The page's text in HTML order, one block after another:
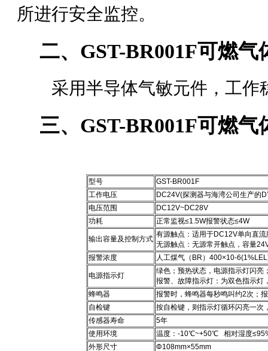
所进行安全监控。
二、GST-BR001F可燃气
采用半导体气敏元件，工作
三、GST-BR001F可燃
型号
GST-BR001F
工作电压
DC24V(探测器与海湾公司生产的
电压范围
DC12V~DC28V
功耗
正常监视≤1.5W报警状态≤4W
输出容量及控制方式
有源触点：适用于DC12V单向直
无源触点：无源常开触点，容量
报警浓度
人工煤气（BR）400×10-
电源指示灯
绿色；预热状态，电源指示灯闪亮
报警、故障指示灯：为双色指示灯
蜂鸣器
报警时，蜂鸣器每秒鸣叫约2次；
自检键
按自检键，则指示灯循环闪亮一次
传感器寿命
5年
使用环境
温度：-10℃~+50℃ 相对湿度
外形尺寸
Φ108mm×55mm